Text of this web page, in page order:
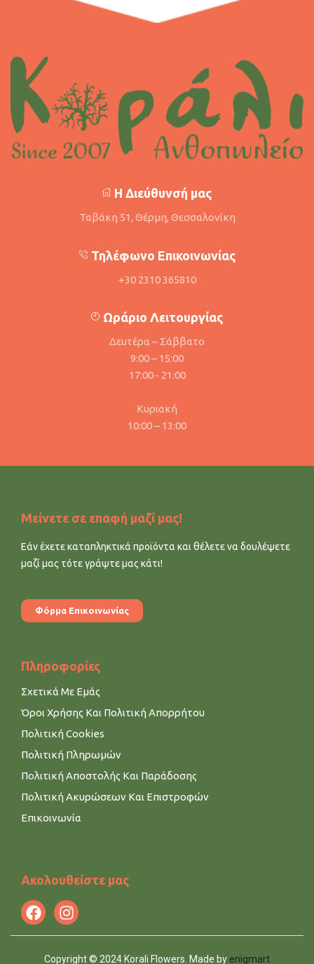
Η Διεύθυνσή μας
Ταβάκη 51, Θέρμη, Θεσσαλονίκη
Τηλέφωνο Επικοινωνίας
+30 2310 365810
Ωράριο Λειτουργίας
Δευτέρα – Σάββατο
9:00 – 15:00
17:00 - 21:00
Κυριακή
10:00 – 13:00
Μείνετε σε επαφή μαζί μας!
Εάν έχετε καταπληκτικά προϊόντα και θέλετε να δουλέψετε
μαζί μας τότε γράψτε μας κάτι!
Φόρμα Επικοινωνίας
Πληροφορίες
Σχετικά Με Εμάς
Όροι Χρήσης Και Πολιτική Απορρήτου
Πολιτική Cookies
Πολιτική Πληρωμών
Πολιτική Αποστολής Και Παράδοσης
Πολιτική Ακυρώσεων Και Επιστροφών
Επικοινωνία
Ακολουθείστε μας
Copyright © 2024 Korali Flowers. Made by enigmart